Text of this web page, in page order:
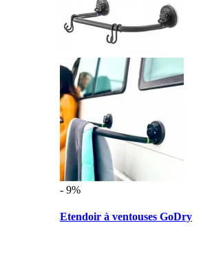
- 9%
Etendoir à ventouses GoDry